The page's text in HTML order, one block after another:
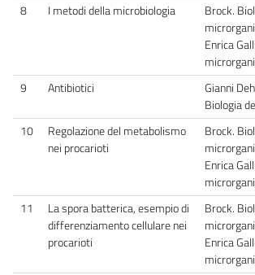
8
I metodi della microbiologia
Brock.
Enrica
9
Antibiotici
Gianni
Biologia
10
Regolazione del metabolismo
nei procarioti
Brock.
Enrica
11
La spora batterica, esempio di
differenziamento cellulare nei
procarioti
Brock.
Enrica